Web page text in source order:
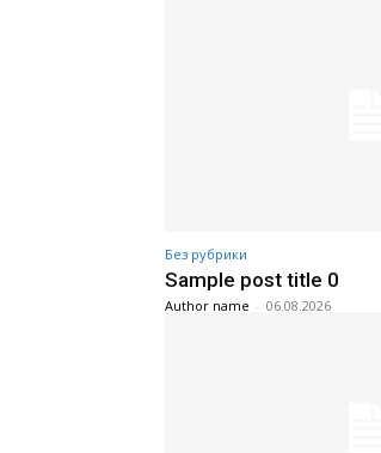
Без рубрики
Sample post title 0
Author name - 06.08.2026